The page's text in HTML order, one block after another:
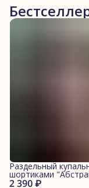
2 390 ₽
Раздельный
шортиками